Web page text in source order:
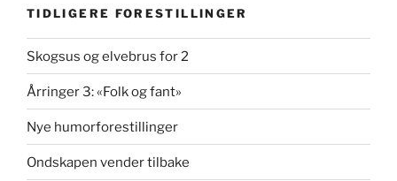
TIDLIGERE FORESTILLINGER
Skogsus og elvebrus for 2
Årringer 3: «Folk og fant»
Nye humorforestillinger
Ondskapen vender tilbake